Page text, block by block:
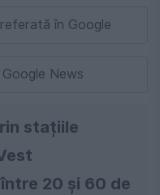
în Google
News
stațiile
20 și 60 de